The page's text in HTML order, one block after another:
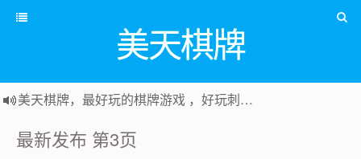
美天棋牌
美天棋牌，最好玩的棋牌游戏 ，好玩刺激可以赚Money，传送门：
最新发布 第3页